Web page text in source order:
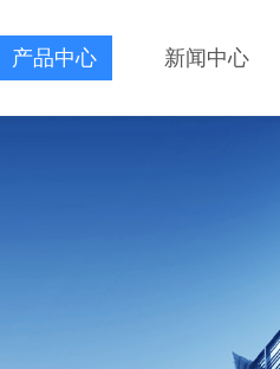
产品中心 新闻中心